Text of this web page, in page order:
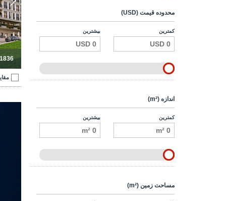
محدوده قیمت (USD)
کمترین بیشترین
اندازه (m²)
کمترین بیشترین
مساحت زمین (m²)